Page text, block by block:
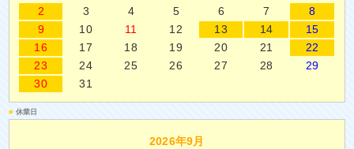
2
3 4 5 6 7
8
9
10 11 12 13 14
15
16
17 18 19 20 21
22
23
24 25 26 27 28
29
30
31
■ 休業日
2026年9月